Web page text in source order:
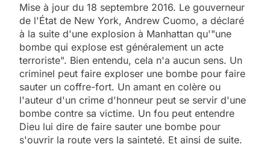
Mise à jour du 18 septembre 2016. Le gouverneur
de l'État de New York, Andrew Cuomo, a déclaré
à la suite d'une explosion à Manhattan qu'"une
bombe qui explose est généralement un acte
terroriste". Bien entendu, cela n'a aucun sens. Un
criminel peut faire exploser une bombe pour faire
sauter un coffre-fort. Un amant en colère ou
l'auteur d'un crime d'honneur peut se servir d'une
bombe contre sa victime. Un fou peut entendre
Dieu lui dire de faire sauter une bombe pour
s'ouvrir la route vers la sainteté. Et ainsi de suite.